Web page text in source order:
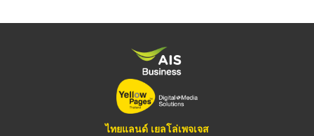
ไทยแลนด์ เยลโล่เพจเจส